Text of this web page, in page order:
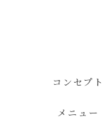
コンセプト
メニュー